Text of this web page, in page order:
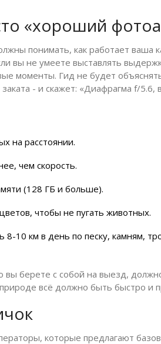
«хороший
понимать, как работает ваша
вы не умеете выставлять
моменты. Гид не будет
- и скажет: «Диафрагма f/5.6,
на расстоянии.
чем скорость.
(128 ГБ и больше).
чтобы не пугать животных.
8-10 км в день по песку, камням,
вы берете с собой на выезд,
всё должно быть быстро и
которые предлагают